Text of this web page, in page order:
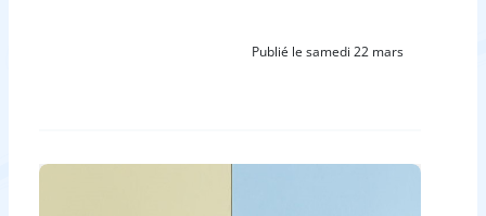
Publié le samedi 22 mars